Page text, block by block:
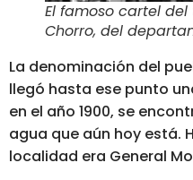
El famoso cartel
Chorro, del
La denominación del
llegó hasta ese punto
en el año 1900, se
agua que aún hoy está.
localidad era General